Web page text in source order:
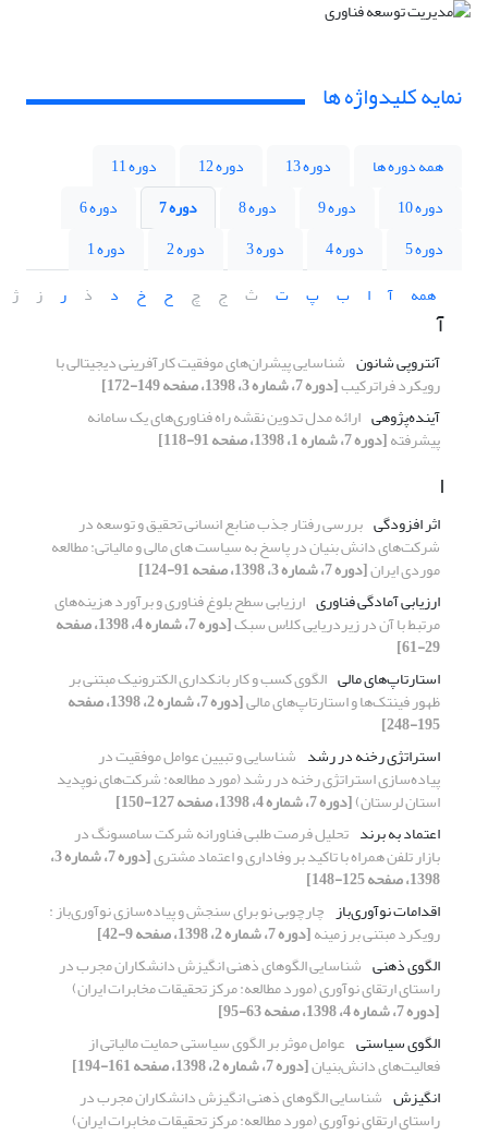
نمایه کلیدواژه ها
همه دوره ها دوره 13 دوره 12
دوره 11
دوره 10
دوره 9 دوره 8 دوره 7
دوره 6
دوره 5
دوره 4 دوره 3 دوره 2
دوره 1
همه
آ ا ب پ ت ث ج چ ح خ د ذ ر ز ژ
آ
آنتروپی شانون شناسایی پیشران‌های موفقیت کارآفرینی دیجیتالی با
رویکرد فراترکیب[دوره 7، شماره 3، 1398، صفحه 149-172]
آینده‌پژوهی ارائه مدل تدوین نقشه راه فناوری‌های یک سامانه
پیشرفته[دوره 7، شماره 1، 1398، صفحه 91-118]
ا
اثر افزودگی بررسی رفتار جذب منابع انسانی تحقیق و توسعه در
شرکت‌های دانش بنیان در پاسخ به سیاست های مالی و مالیاتی: مطالعه
موردی ایران[دوره 7، شماره 3، 1398، صفحه 91-124]
ارزیابی آمادگی فناوری ارزیابی سطح بلوغ فناوری و برآورد هزینه‌های
مرتبط با آن در زیردریایی کلاس سبک [دوره 7، شماره 4، 1398، صفحه
29-61]
استارتاپ‌های مالی الگوی کسب و کار بانکداری الکترونیک مبتنی بر
ظهور فینتک‌ها و استارتاپ‌های مالی [دوره 7، شماره 2، 1398، صفحه
195-248]
استراتژی رخنه‌ در رشد شناسایی و تبیین عوامل موفقیت در
پیاده‌سازی استراتژی رخنه‌ در‌ رشد (مورد مطالعه: شرکت‌های‌ نوپدید
استان‌ لرستان)[دوره 7، شماره 4، 1398، صفحه 127-150]
اعتماد به برند تحلیل فرصت طلبی فناورانه شرکت سامسونگ در
بازار تلفن همراه با تاکید بر وفاداری و اعتماد مشتری [دوره 7، شماره 3،
1398، صفحه 125-148]
اقدامات نوآوری‌باز چارچوبی نو برای سنجش و پیاده‌سازی نوآوری‌باز :
رویکرد مبتنی بر زمینه[دوره 7، شماره 2، 1398، صفحه 9-42]
الگوی ذهنی شناسایی الگوهای ذهنی انگیزش دانشکاران مجرب در
راستای ارتقای نوآوری (مورد مطالعه:‌ مرکز تحقیقات مخابرات ایران)
[دوره 7، شماره 4، 1398، صفحه 63-95]
الگوی سیاستی عوامل موثر بر الگوی سیاستی حمایت مالیاتی از
فعالیت‌های دانش‌بنیان[دوره 7، شماره 2، 1398، صفحه 161-194]
انگیزش شناسایی الگوهای ذهنی انگیزش دانشکاران مجرب در
راستای ارتقای نوآوری (مورد مطالعه:‌ مرکز تحقیقات مخابرات ایران)